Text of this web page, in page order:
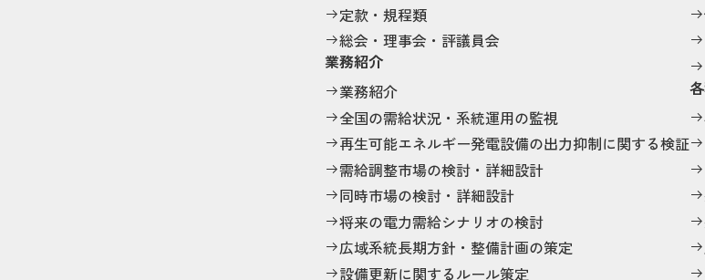
定款・規程類
総会・理事会・評議員会
業務紹介
業務紹介
全国の需給状況・系統運用の監視
再生可能エネルギー発電設備の出力抑制に関する検証
需給調整市場の検討・詳細設計
同時市場の検討・詳細設計
将来の電力需給シナリオの検討
広域系統長期方針・整備計画の策定
設備更新に関するルール策定